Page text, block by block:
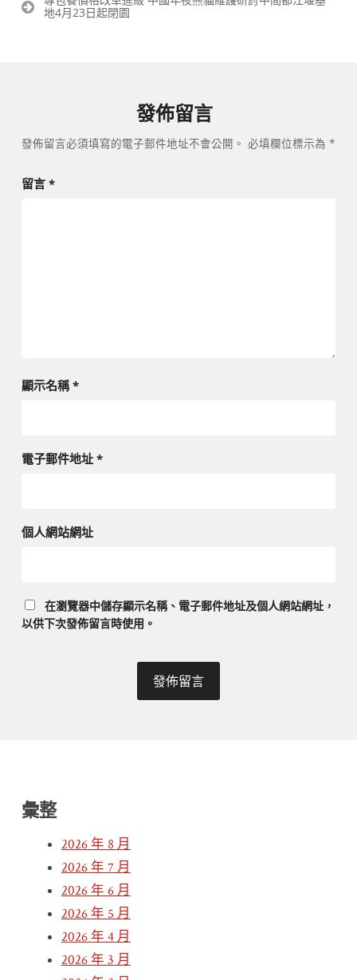
覽
地4月23日起閉園
發佈留言
發佈留言必須填寫的電子郵件地址不會公開。 必填欄位標示為 *
留言 *
顯示名稱*
電子郵件地址 *
個人網站網址
在瀏覽器中儲存顯示名稱、電子郵件地址及個人網站網址，
以供下次發佈留言時使用。
彙整
2026 年 8 月
2026 年 7 月
2026 年 6 月
2026 年 5 月
2026 年 4 月
2026 年 3 月